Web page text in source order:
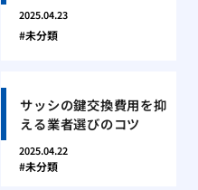
2025.04.23
未分類
サッシの鍵交換費用を抑
える業者選びのコツ
2025.04.22
未分類